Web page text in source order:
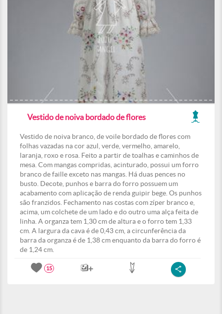
Vestido de noiva bordado de flores
Vestido de noiva branco, de voile bordado de flores com
folhas vazadas na cor azul, verde, vermelho, amarelo,
laranja, roxo e rosa. Feito a partir de toalhas e caminhos de
mesa. Com mangas compridas, acinturado, possui um forro
branco de faille exceto nas mangas. Há duas pences no
busto. Decote, punhos e barra do forro possuem um
acabamento com aplicação de renda guipir bege. Os punhos
são franzidos. Fechamento nas costas com zíper branco e,
acima, um colchete de um lado e do outro uma alça feita de
linha. A organza tem 1,30 cm de altura e o forro tem 1,33
cm. A largura da cava é de 0,43 cm, a circunferência da
barra da organza é de 1,38 cm enquanto da barra do forro é
de 1,24 cm.
15